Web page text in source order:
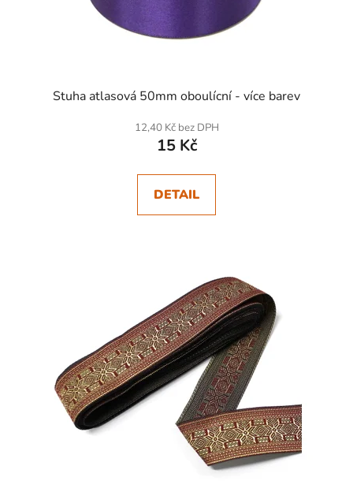
Stuha atlasová 50mm oboulícní - více barev
12,40 Kč bez DPH
15 Kč
DETAIL